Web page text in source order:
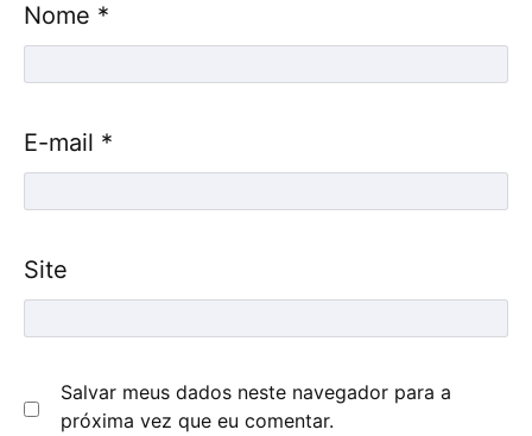
Nome *
E-mail *
Site
Salvar meus dados neste navegador para a
próxima vez que eu comentar.